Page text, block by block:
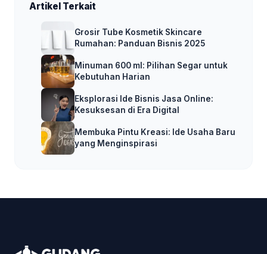
Artikel Terkait
Grosir Tube Kosmetik Skincare
Rumahan: Panduan Bisnis 2025
Minuman 600 ml: Pilihan Segar untuk
Kebutuhan Harian
Eksplorasi Ide Bisnis Jasa Online:
Kesuksesan di Era Digital
Membuka Pintu Kreasi: Ide Usaha Baru
yang Menginspirasi